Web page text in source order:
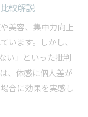
較解説
美容、集中力向上
います。しかし、
い」といった批判
、体感に個人差が
合に効果を実感し